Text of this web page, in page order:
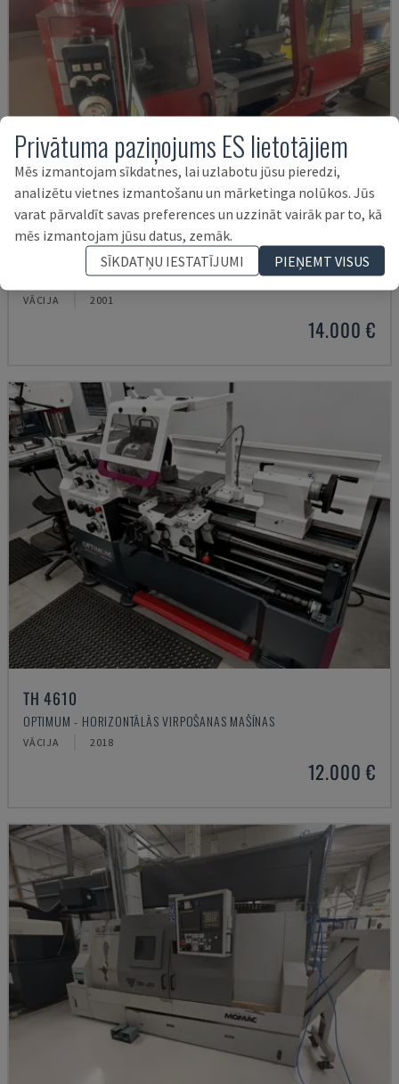
EMCOMAT 200X1000
EMCO - HORIZONTĀLĀS VIRPOŠANAS MAŠĪNAS
VĀCIJA 2001
14.000 €
TH 4610
OPTIMUM - HORIZONTĀLĀS VIRPOŠANAS MAŠĪNAS
VĀCIJA 2018
12.000 €
Privātuma paziņojums ES lietotājiem
Mēs izmantojam sīkdatnes, lai uzlabotu jūsu pieredzi,
analizētu vietnes izmantošanu un mārketinga nolūkos. Jūs
varat pārvaldīt savas preferences un uzzināt vairāk par to, kā
mēs izmantojam jūsu datus, zemāk.
SĪKDATŅU IESTATĪJUMI
PIEŅEMT VISUS